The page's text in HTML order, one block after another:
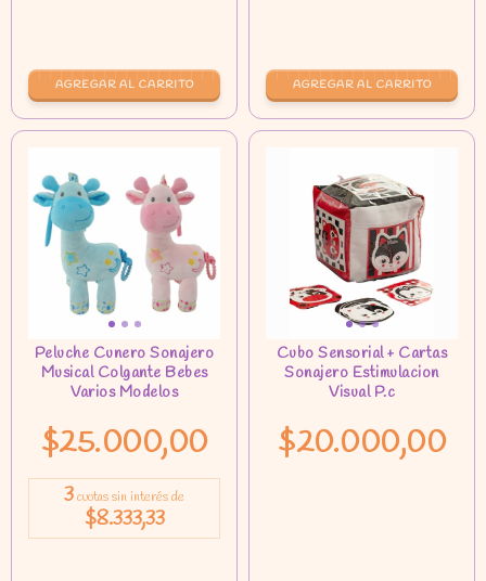
$25.000,00
3cuotas sin interés de
$8.333,33
$20.000,00